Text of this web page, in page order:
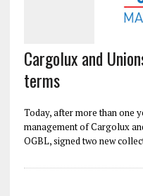
Cargolux and
terms
Today, after more than one
management of Cargolux
OGBL, signed two new